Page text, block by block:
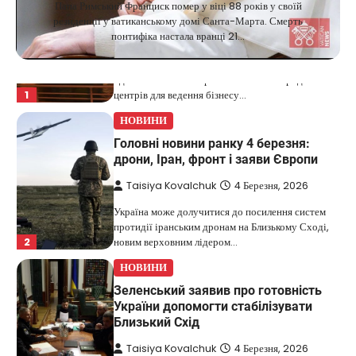
Папа Римський Франциск помер у віці 88 років у своїй
резиденції у ватиканському домі Санта-Марта. Смерть
понтифіка настала вранці 21…
1
бізнес
Taisiya Kovalchuk 5 Березня, 2026
Дубай протягом багатьох років утримує статус
одного з найбільш привабливих міжнародних
центрів для ведення бізнесу…
2
НОВИНИ
Головні новини ранку 4 березня:
дрони, Іран, фронт і заяви Європи
Taisiya Kovalchuk 4 Березня, 2026
Україна може долучитися до посилення систем
протидії іранським дронам на Близькому Сході,
новим верховним лідером…
НОВИНИ
Зеленський заявив про готовність
України допомогти стабілізувати
Близький Схід
Taisiya Kovalchuk 4 Березня, 2026